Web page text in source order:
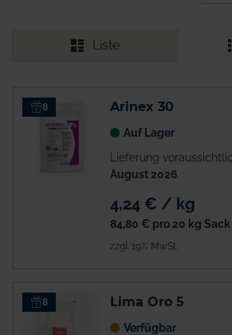
Liste
8 Arinex 30
Auf Lager
Lieferung
August 2026
4,24 € / kg
84,80 € pro 20 kg Sack
zzgl. 19% MwSt.
8 Lima Oro 5
Verfügbar